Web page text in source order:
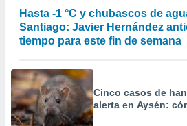
Hasta -1 °C y chubascos de
Santiago: Javier Hernández
tiempo para este fin de semana
Cinco casos de
alerta en Aysén: